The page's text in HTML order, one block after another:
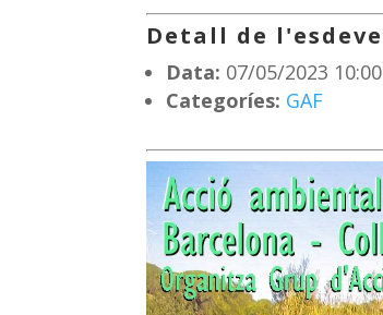
Detall de
Data: 07/05/2023 10:00
Categoríes: GAF